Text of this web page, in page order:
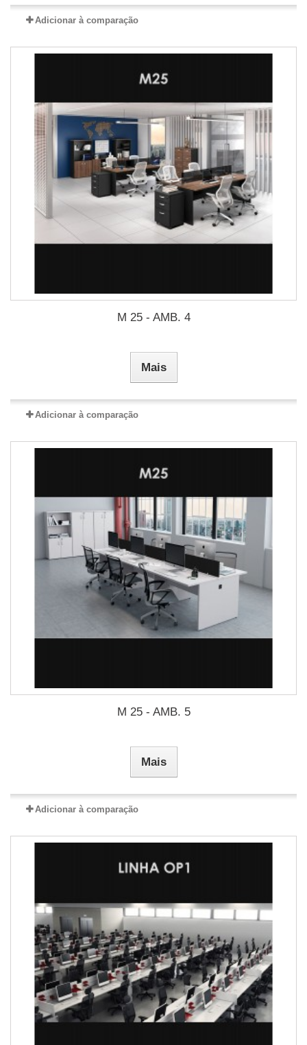
Adicionar à comparação
M 25 - AMB. 4
Mais
Adicionar à comparação
M 25 - AMB. 5
Mais
Adicionar à comparação